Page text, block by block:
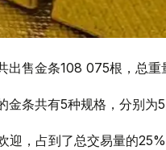
出售金条108 075根，总重
金条共有5种规格，分别为
迎，占到了总交易量的